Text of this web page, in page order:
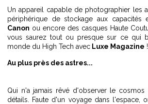
Un appareil capable de photographier les
périphérique de stockage aux capacités
Canon ou encore des casques Haute
vous saurez tout ou presque sur ce qui
monde du High Tech avec Luxe Magazine !
Au plus près des astres...
Qui n'a jamais rêvé d'observer le cosmos
détails. Faute d'un voyage dans l'espace,